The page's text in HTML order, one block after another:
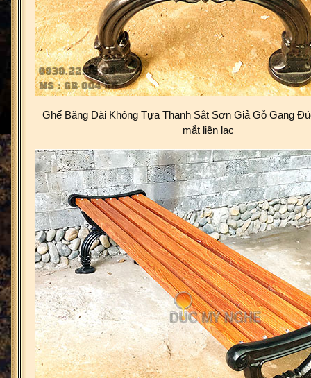
Ghế Băng Dài Không Tựa Thanh Sắt Sơn Giả Gỗ Gang
mắt liền lạc